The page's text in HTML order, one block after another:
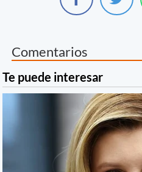
Comentarios